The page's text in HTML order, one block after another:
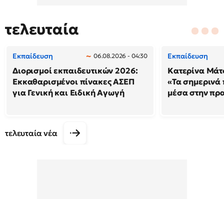
τελευταία
Εκπαίδευση 06.08.2026 - 04:30
Διορισμοί εκπαιδευτικών 2026:
Εκκαθαρισμένοι πίνακες ΑΣΕΠ
για Γενική και Ειδική Αγωγή
Εκπαίδευση
Κατερίνα
«Τα σημερινά
μέσα στην
τελευταία νέα